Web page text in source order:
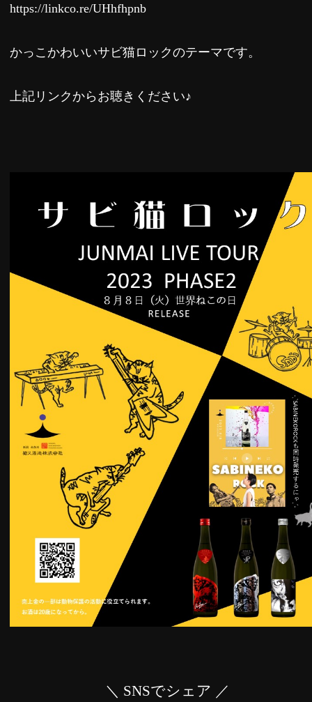
https://linkco.re/UHhfhpnb
かっこかわいいサビ猫ロックのテーマです。
上記リンクからお聴きください♪
＼ SNSでシェア ／